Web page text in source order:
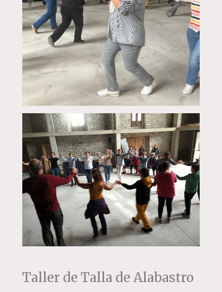
Taller de Talla de Alabastro